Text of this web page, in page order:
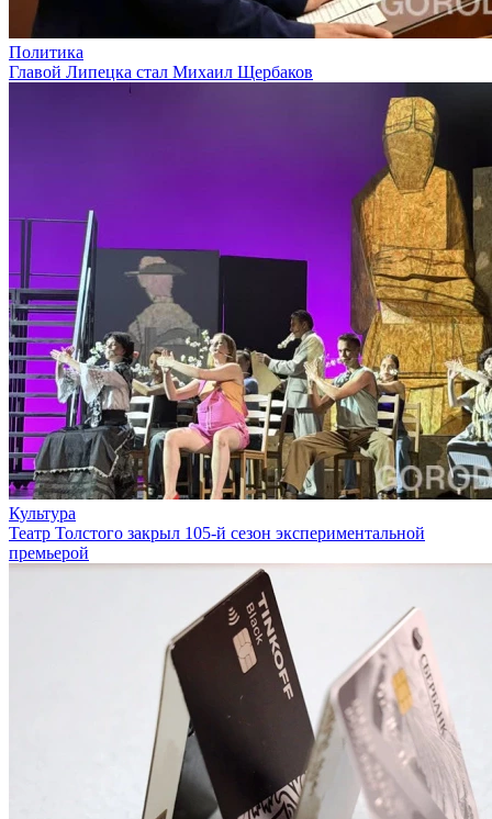
Политика
Главой Липецка стал Михаил Щербаков
Культура
Театр Толстого закрыл 105-й сезон экспериментальной
премьерой